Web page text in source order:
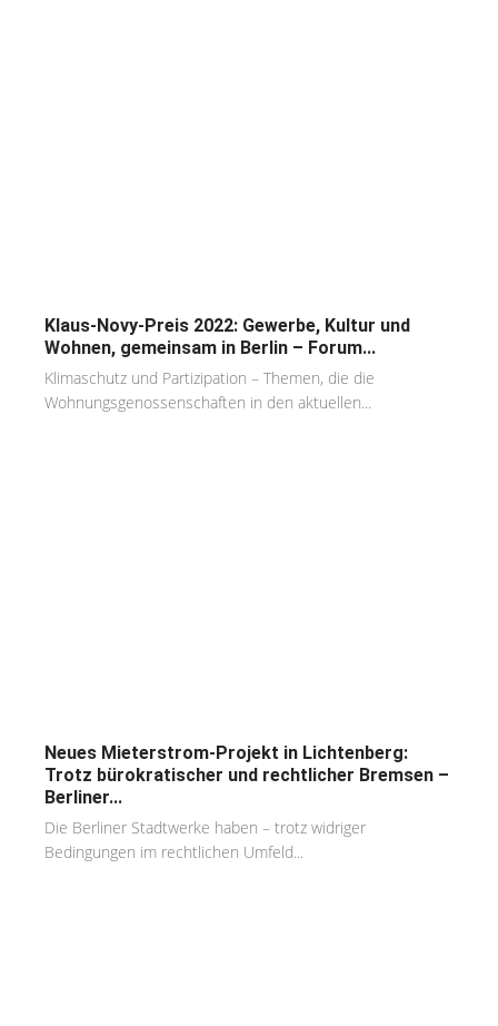
Klaus-Novy-Preis 2022: Gewerbe, Kultur und
Wohnen, gemeinsam in Berlin – Forum...
Klimaschutz und Partizipation – Themen, die die
Wohnungsgenossenschaften in den aktuellen...
Neues Mieterstrom-Projekt in Lichtenberg:
Trotz bürokratischer und rechtlicher Bremsen –
Berliner...
Die Berliner Stadtwerke haben – trotz widriger
Bedingungen im rechtlichen Umfeld...